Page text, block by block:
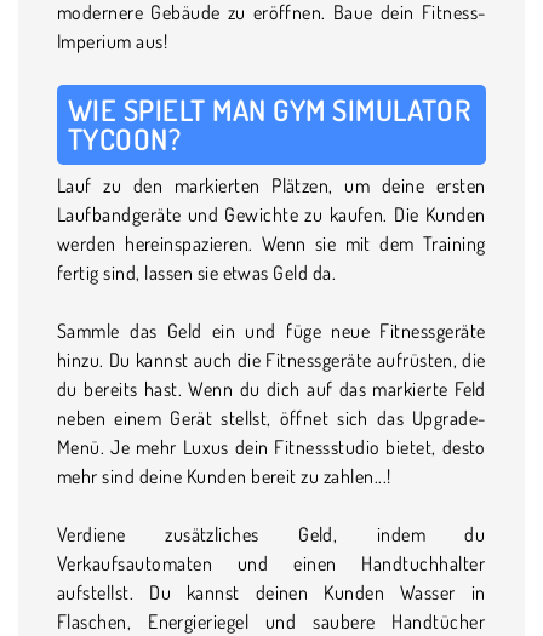
modernere Gebäude zu eröffnen. Baue dein Fitness-
Imperium aus!
WIE SPIELT MAN GYM SIMULATOR
TYCOON?
Lauf zu den markierten Plätzen, um deine ersten
Laufbandgeräte und Gewichte zu kaufen. Die Kunden
werden hereinspazieren. Wenn sie mit dem Training
fertig sind, lassen sie etwas Geld da.
Sammle das Geld ein und füge neue Fitnessgeräte
hinzu. Du kannst auch die Fitnessgeräte aufrüsten, die
du bereits hast. Wenn du dich auf das markierte Feld
neben einem Gerät stellst, öffnet sich das Upgrade-
Menü. Je mehr Luxus dein Fitnessstudio bietet, desto
mehr sind deine Kunden bereit zu zahlen...!
Verdiene zusätzliches Geld, indem du
Verkaufsautomaten und einen Handtuchhalter
aufstellst. Du kannst deinen Kunden Wasser in
Flaschen, Energieriegel und saubere Handtücher